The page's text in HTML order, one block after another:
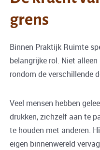
grens
Binnen Praktijk Ruimte
belangrijke rol. Niet
rondom de verschillende
Veel mensen hebben
drukken, zichzelf aan te
te houden met anderen.
eigen binnenwereld